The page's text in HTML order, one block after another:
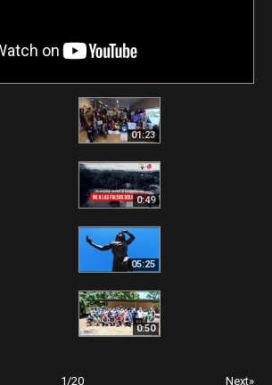
01:23
0:49
05:25
0:50
1/20 Next»